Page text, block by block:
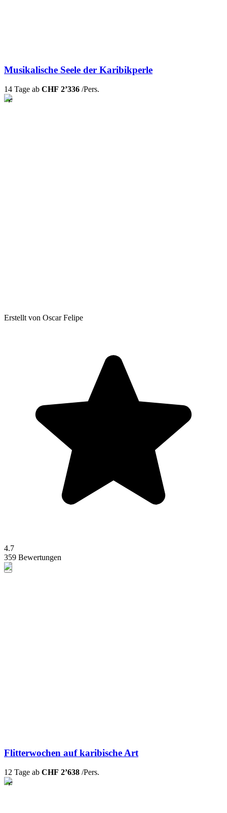
Musikalische Seele der Karibikperle
14 Tage ab CHF 2’336 /Pers.
Erstellt von Oscar Felipe
4.7
359 Bewertungen
Flitterwochen auf karibische Art
12 Tage ab CHF 2’638 /Pers.